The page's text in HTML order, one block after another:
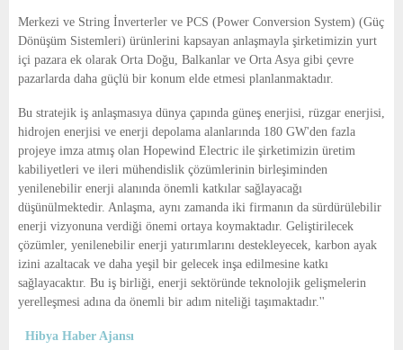
Merkezi ve String İnverterler ve PCS (Power Conversion System) (Güç
Dönüşüm Sistemleri) ürünlerini kapsayan anlaşmayla şirketimizin yurt
içi pazara ek olarak Orta Doğu, Balkanlar ve Orta Asya gibi çevre
pazarlarda daha güçlü bir konum elde etmesi planlanmaktadır.
Bu stratejik iş anlaşmasıya dünya çapında güneş enerjisi, rüzgar enerjisi,
hidrojen enerjisi ve enerji depolama alanlarında 180 GW'den fazla
projeye imza atmış olan Hopewind Electric ile şirketimizin üretim
kabiliyetleri ve ileri mühendislik çözümlerinin birleşiminden
yenilenebilir enerji alanında önemli katkılar sağlayacağı
düşünülmektedir. Anlaşma, aynı zamanda iki firmanın da sürdürülebilir
enerji vizyonuna verdiği önemi ortaya koymaktadır. Geliştirilecek
çözümler, yenilenebilir enerji yatırımlarını destekleyecek, karbon ayak
izini azaltacak ve daha yeşil bir gelecek inşa edilmesine katkı
sağlayacaktır. Bu iş birliği, enerji sektöründe teknolojik gelişmelerin
yerelleşmesi adına da önemli bir adım niteliği taşımaktadır.''
Hibya Haber Ajansı